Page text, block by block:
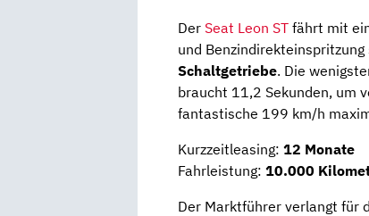
Der Seat Leon ST fährt mit
und
Schaltgetriebe. Die
braucht 11,2 Sekunden, um
fantastische 199 km/h
Kurzzeitleasing: 12 Monate
Fahrleistung: 10.000
Der Marktführer verlangt für